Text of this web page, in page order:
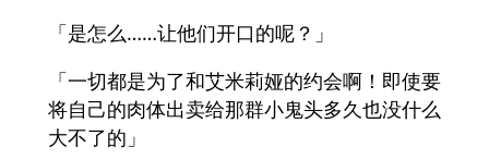
「是怎么……让他们开口的呢？」
「一切都是为了和艾米莉娅的约会啊！即使要
将自己的肉体出卖给那群小鬼头多久也没什么
大不了的」